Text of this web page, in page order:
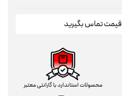
قیمت تماس بگیرید
محصولات استاندارد با گارانتی معتبر